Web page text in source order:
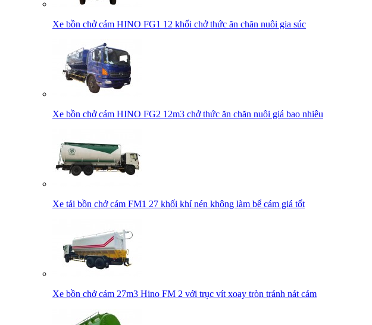
Xe bồn chở cám HINO FG1 12 khối chở thức ăn chăn nuôi gia súc
Xe bồn chở cám HINO FG2 12m3 chở thức ăn chăn nuôi giá bao nhiêu
Xe tải bồn chở cám FM1 27 khối khí nén không làm bể cám giá tốt
Xe bồn chở cám 27m3 Hino FM 2 với trục vít xoay tròn tránh nát cám